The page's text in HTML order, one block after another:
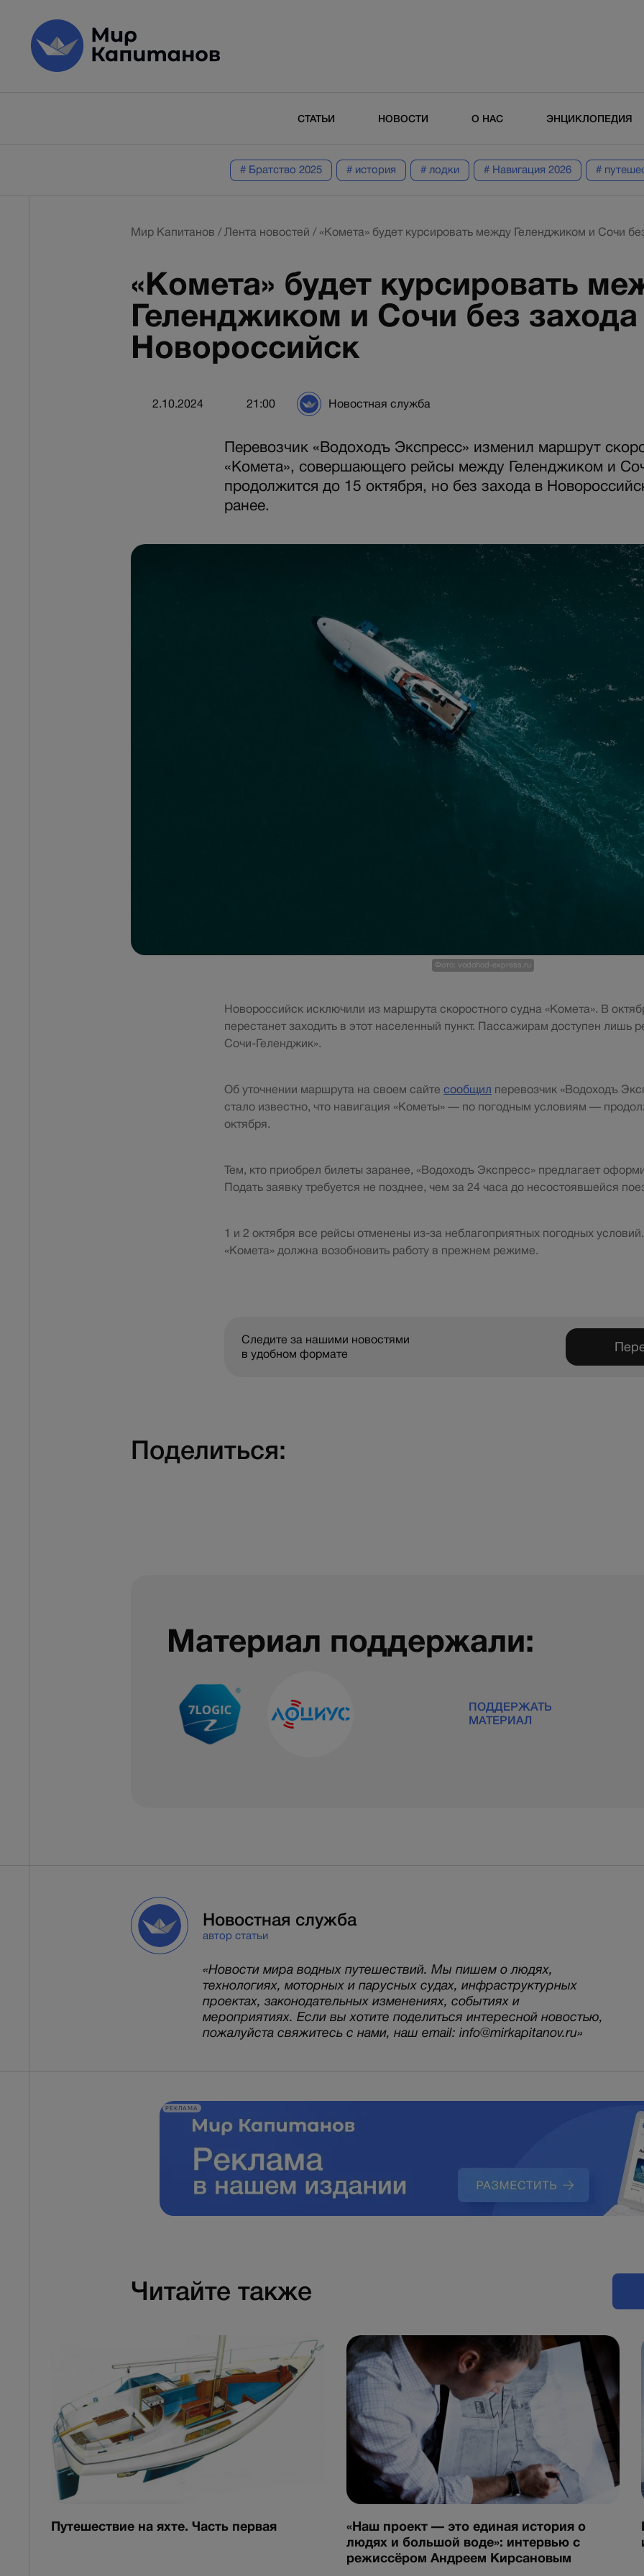
СТАТЬИ НОВОСТИ О НАС ЭНЦИКЛОПЕДИЯ
# Братство 2025 # история # лодки # Навигация 2026 #
Мир Капитанов / Лента новостей / «Комета» будет курсировать между Геленджиком и Сочи
«Комета» будет курсировать
Геленджиком и Сочи без захода
Новороссийск
2.10.2024 21:00 Новостная служба
Перевозчик «Водоходъ Экспресс» изменил маршрут
«Комета», совершающего рейсы между Геленджиком и
продолжится до 15 октября, но без захода в
ранее.
Фото: vodohod-express.ru
Новороссийск исключили из маршрута скоростного судна «Комета». В
перестанет заходить в этот населенный пункт. Пассажирам доступен лишь
Сочи-Геленджик».
Об уточнении маршрута на своем сайте сообщил перевозчик «Водоходъ
стало известно, что навигация «Кометы» — по погодным условиям —
октября.
Тем, кто приобрел билеты заранее, «Водоходъ Экспресс» предлагает
Подать заявку требуется не позднее, чем за 24 часа до несостоявшейся
1 и 2 октября все рейсы отменены из-за неблагоприятных погодных
«Комета» должна возобновить работу в прежнем режиме.
Следите за нашими новостями
в удобном формате
Поделиться:
Материал поддержали:
ПОДДЕРЖАТЬ
МАТЕРИАЛ
Новостная служба
автор статьи
«Новости мира водных путешествий. Мы пишем о людях,
технологиях, моторных и парусных судах, инфраструктурных
проектах, законодательных изменениях, событиях и
мероприятиях. Если вы хотите поделиться интересной новостью,
пожалуйста свяжитесь с нами, наш email: info@mirkapitanov.ru»
РЕКЛАМА
Читайте также
Путешествие на яхте. Часть первая
«Наш проект — это единая история о
людях и большой воде»: интервью с
режиссёром Андреем Кирсановым